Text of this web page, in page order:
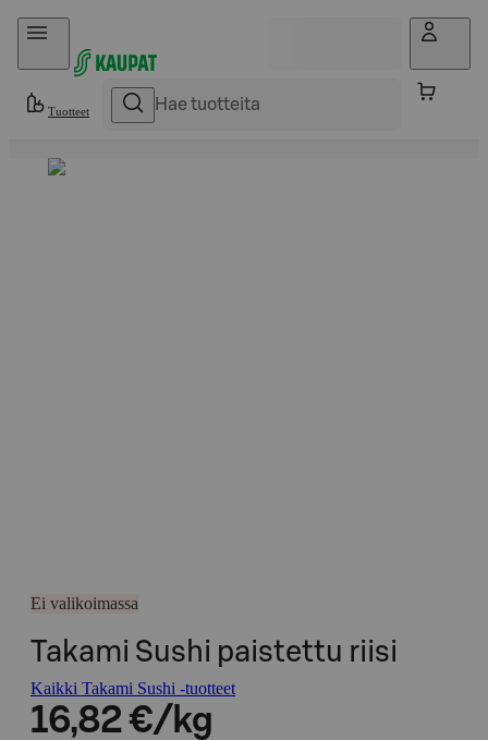
Hyppää sisältöön
Tuotteet
Ei valikoimassa
Takami Sushi paistettu riisi
Kaikki Takami Sushi -tuotteet
16,82 €/kg